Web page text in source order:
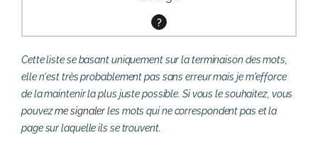
?
Cette liste se basant uniquement sur la terminaison des mots,
elle n'est très probablement pas sans erreur mais je m'efforce
de la maintenir la plus juste possible. Si vous le souhaitez, vous
pouvezme signalerles mots qui ne correspondent pas et la
page sur laquelle ils se trouvent.